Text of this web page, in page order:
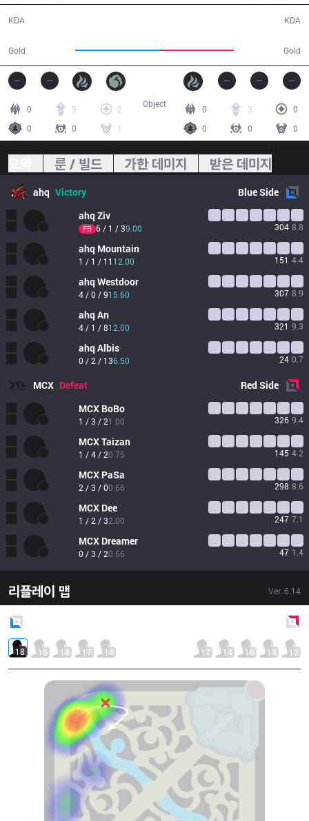
KDA
Gold Gold
KDA
0 9
2
0
0 1
0 3
0
0
0 0
Object
룬 / 빌드 가한 데미지 받은 데미지
ahq Victory BlueSide
ahq Ziv
FB 6 / 1 / 39.00 304 8.8
ahq Mountain
1 / 1 / 11 12.00 151 4.4
ahq Westdoor
4 / 0 / 915.60 307 8.9
ahq An
4 / 1 / 812.00 321 9.3
ahq Albis
0 / 2 / 136.50 24 0.7
MCX Defeat RedSide
MCX BoBo
1 / 3 / 21.00 326 9.4
MCXTaizan
1 / 4 / 20.75 145 4.2
MCX PaSa
2 / 3 / 00.66 298 8.6
MCX Dee
1 / 2 / 32.00 247 7.1
MCX Dreamer
0 / 3 / 20.66 47 1.4
리플레이 맵 Ver. 6.14
18 16 18 17 14 17 14 16 14 12